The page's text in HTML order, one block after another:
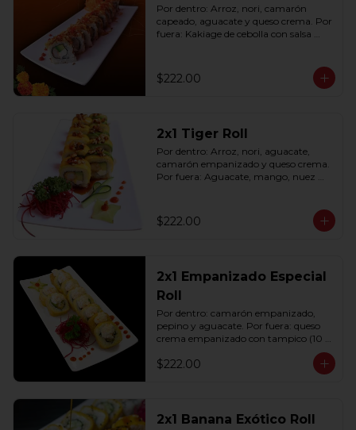
Por dentro: Arroz, nori, camarón
capeado, aguacate y queso crema. Por
fuera: Kakiage de cebolla con salsa
$222.00
2x1 Tiger Roll
Por dentro: Arroz, nori, aguacate,
camarón empanizado y queso crema.
Por fuera: Aguacate, mango, nuez
$222.00
2x1 Empanizado Especial
Roll
Por dentro: camarón empanizado,
pepino y aguacate. Por fuera: queso
crema empanizado con tampico (10
$222.00
2x1 Banana Exótico Roll